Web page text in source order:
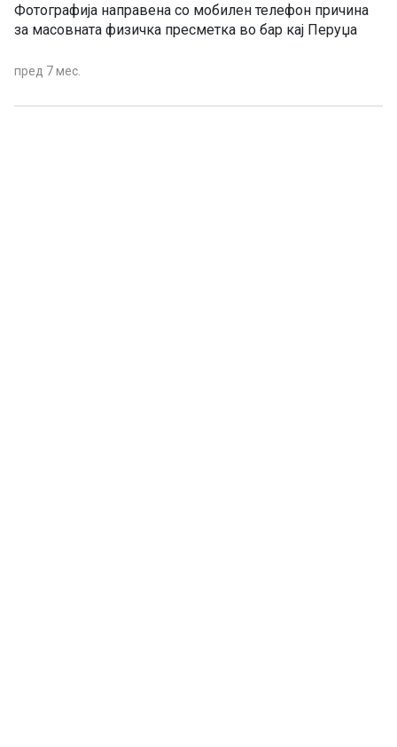
Фотографија направена со мобилен телефон причина
за масовната физичка пресметка во бар кај Перуџа
пред 7 мес.